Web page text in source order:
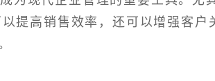
提高销售效率，还可以增强客户